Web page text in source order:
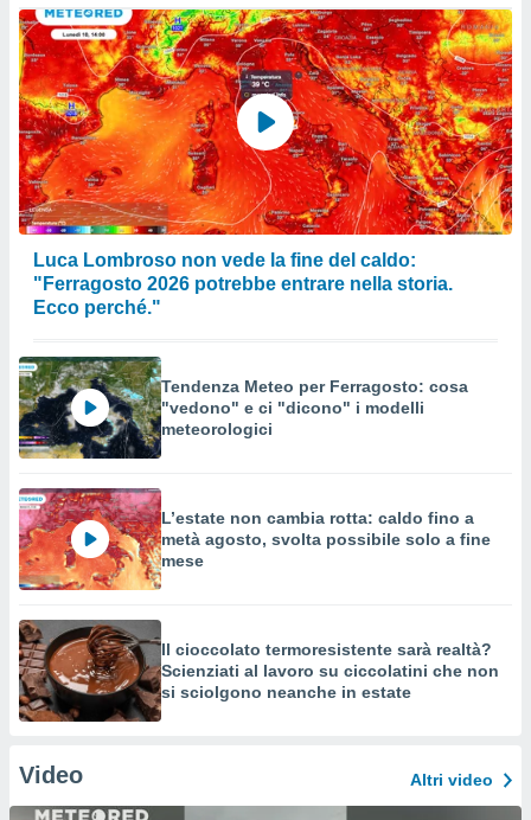
Luca Lombroso non vede la fine del caldo:
"Ferragosto 2026 potrebbe entrare nella storia.
Ecco perché."
Tendenza Meteo per Ferragosto: cosa
"vedono" e ci "dicono" i modelli
meteorologici
L’estate non cambia rotta: caldo fino a
metà agosto, svolta possibile solo a fine
mese
Il cioccolato termoresistente sarà realtà?
Scienziati al lavoro su ciccolatini che non
si sciolgono neanche in estate
Video Altri video